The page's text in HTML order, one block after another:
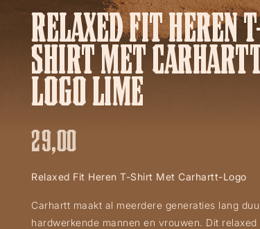
RELAXED FIT HEREN
SHIRT MET
LOGO LIME
29,00
Relaxed Fit Heren T-Shirt Met Carhartt-Logo
Carhartt maakt al meerdere generaties lang
hardwerkende mannen en vrouwen. Dit